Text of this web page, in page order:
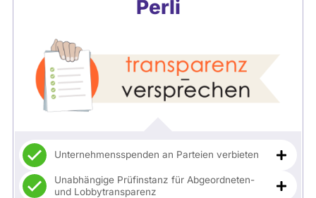
Perli
Unternehmensspenden an Parteien verbieten
Unabhängige Prüfinstanz für Abgeordneten-
und Lobbytransparenz